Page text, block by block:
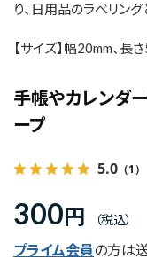
り、日用品のラベリン
【サイズ】幅20mm、長
手帳やカレンダ
ープ
5.0 （1）
300円
プライム会員の方は